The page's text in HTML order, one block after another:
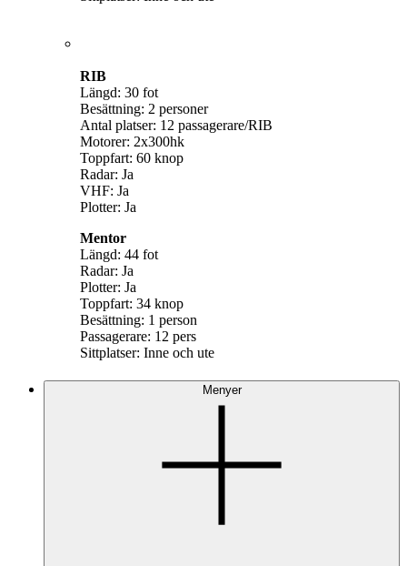
RIB
Längd: 30 fot
Besättning: 2 personer
Antal platser: 12 passagerare/RIB
Motorer: 2x300hk
Toppfart: 60 knop
Radar: Ja
VHF: Ja
Plotter: Ja
Mentor
Längd: 44 fot
Radar: Ja
Plotter: Ja
Toppfart: 34 knop
Besättning: 1 person
Passagerare: 12 pers
Sittplatser: Inne och ute
Menyer